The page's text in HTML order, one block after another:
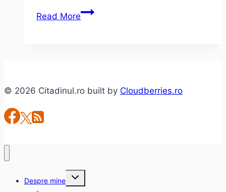
Read MoreOST
inspirate!?
© 2026 Citadinul.ro built by Cloudberries.ro
Despre mine
Toggle